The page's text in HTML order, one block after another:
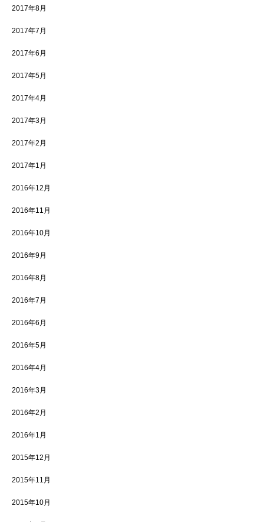
2017年8月
2017年7月
2017年6月
2017年5月
2017年4月
2017年3月
2017年2月
2017年1月
2016年12月
2016年11月
2016年10月
2016年9月
2016年8月
2016年7月
2016年6月
2016年5月
2016年4月
2016年3月
2016年2月
2016年1月
2015年12月
2015年11月
2015年10月